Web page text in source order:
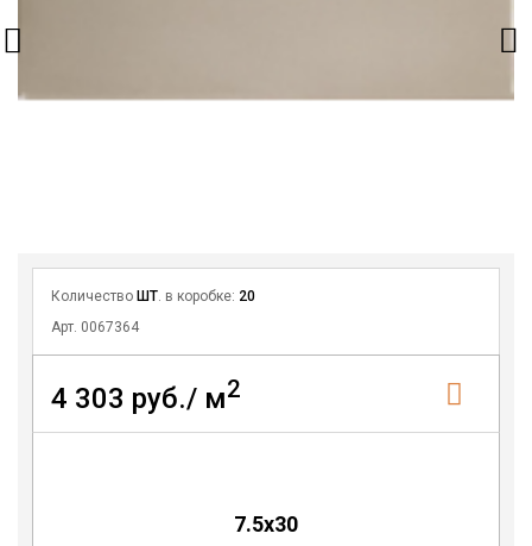
Количество ШТ. в коробке: 20
Арт. 0067364
4 303 руб./ м2
7.5x30